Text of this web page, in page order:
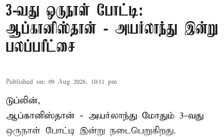
3-வது ஒருநாள் போட்டி:
ஆப்கானிஸ்தான் - அயர்லாந்து இன்று
பலப்பரீட்சை
Published on: 09 Aug 2026, 10:11 pm
டுப்லின்,
ஆப்கானிஸ்தான் - அயர்லாந்து மோதும் 3-வது
ஒருநாள் போட்டி இன்று நடைபெறுகிறது.